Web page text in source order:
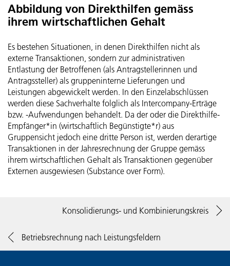
Abbildung von Direkthilfen gemäss
ihrem wirtschaftlichen Gehalt
Es bestehen Situationen, in denen Direkthilfen nicht als
externe Transaktionen, sondern zur administrativen
Entlastung der Betroffenen (als Antragstellerinnen und
Antragssteller) als gruppeninterne Lieferungen und
Leistungen abgewickelt werden. In den Einzelabschlüssen
werden diese Sachverhalte folglich als Intercompany-Erträge
bzw. -Aufwendungen behandelt. Da der oder die Direkthilfe-
Empfänger*in (wirtschaftlich Begünstigte*r) aus
Gruppensicht jedoch eine dritte Person ist, werden derartige
Transaktionen in der Jahresrechnung der Gruppe gemäss
ihrem wirtschaftlichen Gehalt als Transaktionen gegenüber
Externen ausgewiesen (Substance over Form).
Betriebsrechnung nach Leistungsfeldern
Konsolidierungs- und Kombinierungskreis